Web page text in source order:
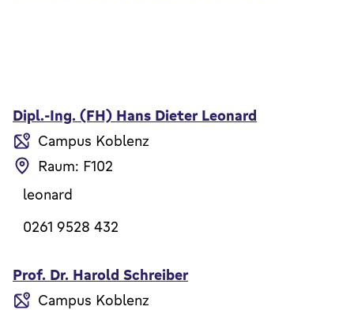
Dipl.-Ing. (FH) Hans Dieter Leonard
Campus Koblenz
Raum: F102
leonard
0261 9528 432
Prof. Dr. Harold Schreiber
Campus Koblenz